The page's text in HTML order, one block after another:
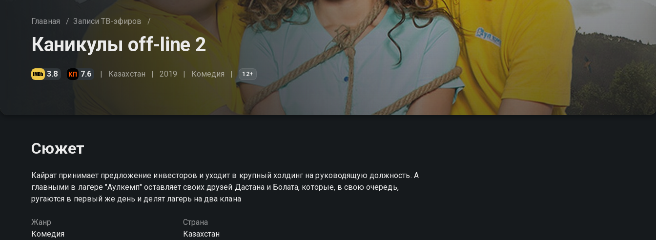
Главная / Записи ТВ-эфиров /
Каникулы off-line 2
3.8 7.6 Казахстан 2019 Комедия 12+
Сюжет
Кайрат принимает предложение инвесторов и уходит в крупный холдинг на руководящую должность. А
главными в лагере "Аулкемп" оставляет своих друзей Дастана и Болата, которые, в свою очередь,
ругаются в первый же день и делят лагерь на два клана
Жанр
Комедия
Страна
Казахстан